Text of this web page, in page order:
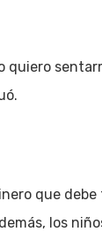
quiero
que
los